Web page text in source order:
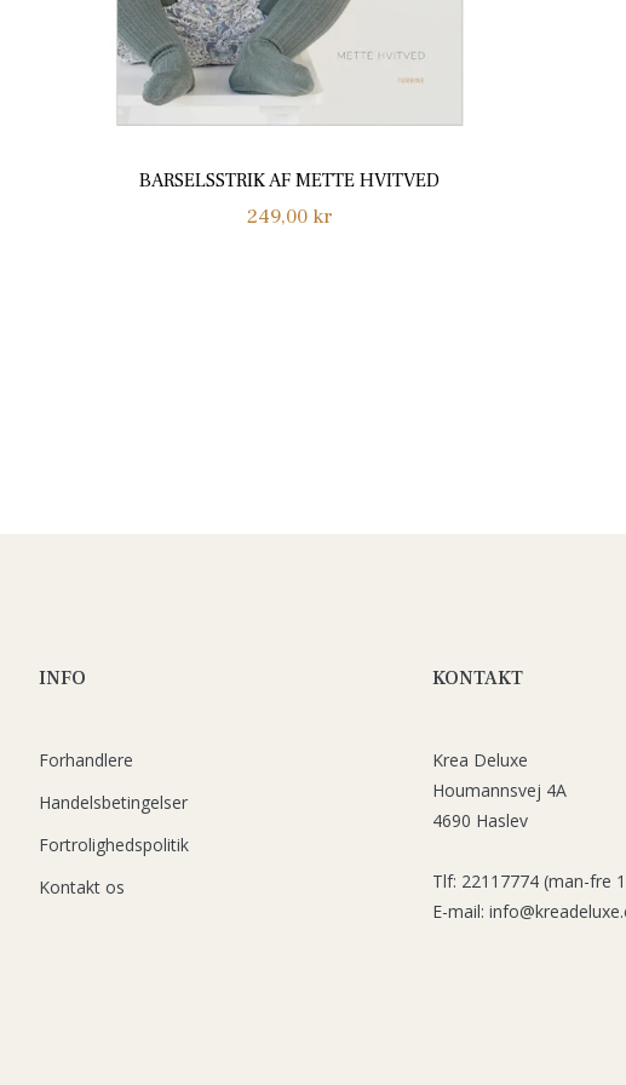
BARSELSSTRIK AF METTE HVITVED
Normalpris
249,00 kr
INFO
Forhandlere
Handelsbetingelser
Fortrolighedspolitik
Kontakt os
KONTAKT
Krea Deluxe
Houmannsvej 4A
4690 Haslev
Tlf: 22117774 (man-fre
E-mail: